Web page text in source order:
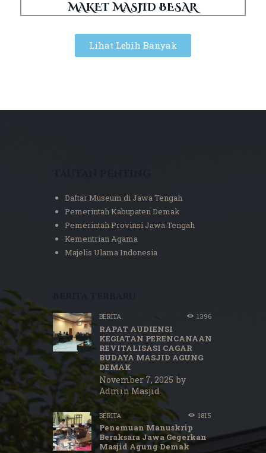
MAKET MASJID BESAR
Lihat Lebih Banyak
Daftar Museum di Jawa Tengah
Pemerintah Kabupaten Demak
Pemerintah Provinsi Jawa Tengah
Kementrian Agama
Majelis Ulama Indonesia
BERITA 1396
RAPAT AUDIENSI
KEGIATAN PERENCANAAN
REVITALISASI CAGAR
BUDAYA MASJID AGUNG
DEMAK
November 7, 2025 by
Admin Masjid
BERITA 1815
Penemuan Manuskrip
Beraksara Jawa Gegerkan
Masjid Agung Demak